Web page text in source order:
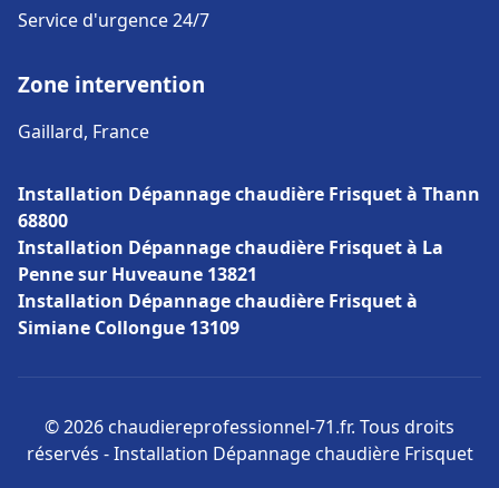
Service d'urgence 24/7
Zone intervention
Gaillard, France
Installation Dépannage chaudière Frisquet à Thann
68800
Installation Dépannage chaudière Frisquet à La
Penne sur Huveaune 13821
Installation Dépannage chaudière Frisquet à
Simiane Collongue 13109
© 2026 chaudiereprofessionnel-71.fr. Tous droits
réservés - Installation Dépannage chaudière Frisquet